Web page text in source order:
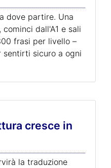
dove partire. Una
dall'A1 e sali
frasi per livello –
sentirti sicuro a ogni
cresce in
la traduzione